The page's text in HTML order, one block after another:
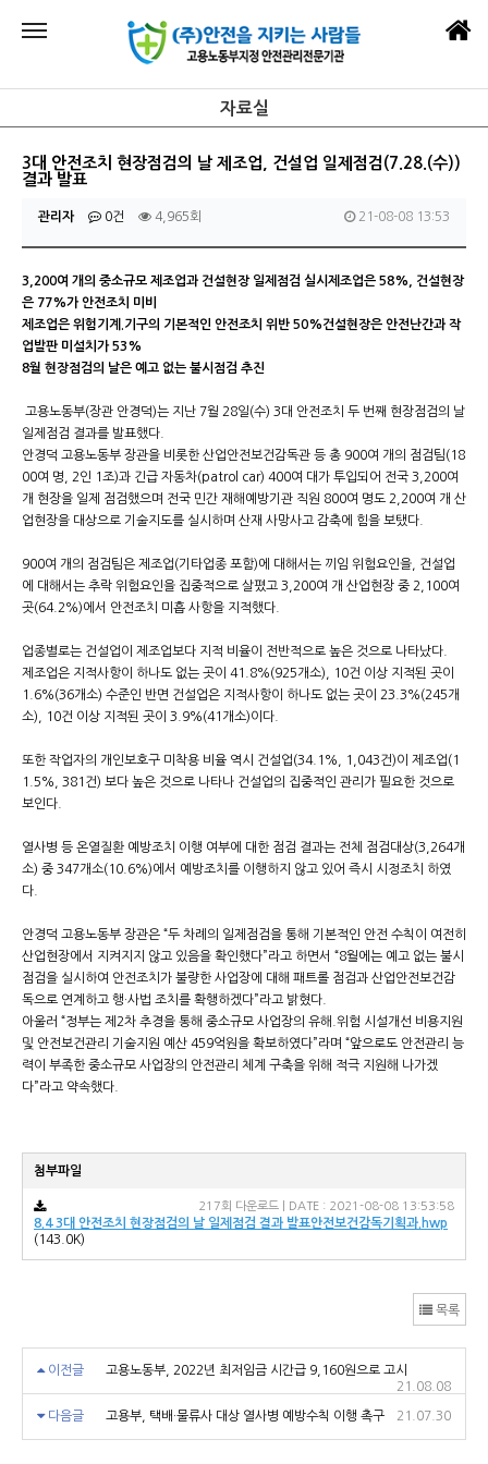
자료실
3대 안전조치 현장점검의 날 제조업, 건설업 일제점검(7.28.(수))
결과 발표
관리자 0건 4,965회 21-08-08 13:53
3,200여 개의 중소규모 제조업과 건설현장 일제점검 실시제조업은 58%, 건설현장
은 77%가 안전조치 미비
제조업은 위험기계.기구의 기본적인 안전조치 위반 50%건설현장은 안전난간과 작
업발판 미설치가 53%
8월 현장점검의 날은 예고 없는 불시점검 추진
고용노동부(장관 안경덕)는 지난 7월 28일(수) 3대 안전조치 두 번째 현장점검의 날
일제점검 결과를 발표했다.
안경덕 고용노동부 장관을 비롯한 산업안전보건감독관 등 총 900여 개의 점검팀(18
00여 명, 2인 1조)과 긴급 자동차(patrol car) 400여 대가 투입되어 전국 3,200여
개 현장을 일제 점검했으며 전국 민간 재해예방기관 직원 800여 명도 2,200여 개 산
업현장을 대상으로 기술지도를 실시하며 산재 사망사고 감축에 힘을 보탰다.
900여 개의 점검팀은 제조업(기타업종 포함)에 대해서는 끼임 위험요인을, 건설업
에 대해서는 추락 위험요인을 집중적으로 살폈고 3,200여 개 산업현장 중 2,100여
곳(64.2%)에서 안전조치 미흡 사항을 지적했다.
업종별로는 건설업이 제조업보다 지적 비율이 전반적으로 높은 것으로 나타났다.
제조업은 지적사항이 하나도 없는 곳이 41.8%(925개소), 10건 이상 지적된 곳이
1.6%(36개소) 수준인 반면 건설업은 지적사항이 하나도 없는 곳이 23.3%(245개
소), 10건 이상 지적된 곳이 3.9%(41개소)이다.
또한 작업자의 개인보호구 미착용 비율 역시 건설업(34.1%, 1,043건)이 제조업(1
1.5%, 381건) 보다 높은 것으로 나타나 건설업의 집중적인 관리가 필요한 것으로
보인다.
열사병 등 온열질환 예방조치 이행 여부에 대한 점검 결과는 전체 점검대상(3,264개
소) 중 347개소(10.6%)에서 예방조치를 이행하지 않고 있어 즉시 시정조치 하였
다.
안경덕 고용노동부 장관은 “두 차례의 일제점검을 통해 기본적인 안전 수칙이 여전히
산업현장에서 지켜지지 않고 있음을 확인했다”라고 하면서 “8월에는 예고 없는 불시
점검을 실시하여 안전조치가 불량한 사업장에 대해 패트롤 점검과 산업안전보건감
독으로 연계하고 행·사법 조치를 확행하겠다”라고 밝혔다.
아울러 “정부는 제2차 추경을 통해 중소규모 사업장의 유해.위험 시설개선 비용지원
및 안전보건관리 기술지원 예산 459억원을 확보하였다”라며 “앞으로도 안전관리 능
력이 부족한 중소규모 사업장의 안전관리 체계 구축을 위해 적극 지원해 나가겠
다”라고 약속했다.
첨부파일
8.4 3대 안전조치 현장점검의 날 일제점검 결과 발표안전보건감독기획과.hwp
(143.0K)
217회 다운로드 | DATE : 2021-08-08 13:53:58
목록
이전글
고용노동부, 2022년 최저임금 시간급 9,160원으로 고시
21.08.08
다음글 고용부, 택배·물류사 대상 열사병 예방수칙 이행 촉구 21.07.30